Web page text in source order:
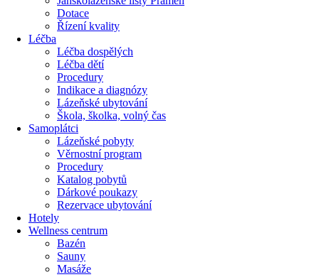
Dotace
Řízení kvality
Léčba
Léčba dospělých
Léčba dětí
Procedury
Indikace a diagnózy
Lázeňské ubytování
Škola, školka, volný čas
Samoplátci
Lázeňské pobyty
Věrnostní program
Procedury
Katalog pobytů
Dárkové poukazy​
Rezervace ubytování
Hotely
Wellness centrum
Bazén
Sauny
Masáže